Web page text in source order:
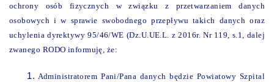
ochrony osób fizycznych w związku z przetwarzaniem danych
osobowych i w sprawie swobodnego przepływu takich danych oraz
uchylenia dyrektywy 95/46/WE (Dz.U.UE.L. z 2016r. Nr 119, s.1, dalej
zwanego RODO informuję, że:
Administratorem Pani/Pana danych będzie Powiatowy Szpital